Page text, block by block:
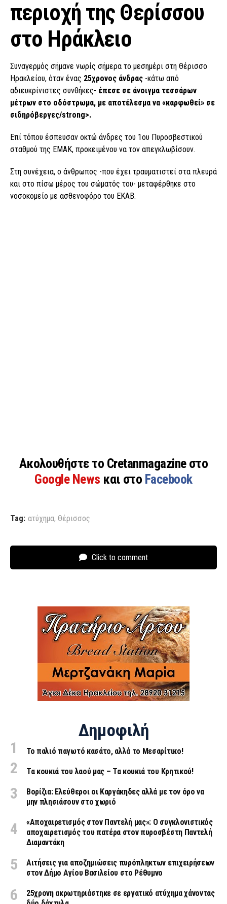
περιοχή της Θερίσσου
στο Ηράκλειο
Συναγερμός σήμανε νωρίς σήμερα το μεσημέρι στη Θέρισσο
Ηρακλείου, όταν ένας 25χρονος άνδρας -κάτω από
αδιευκρίνιστες συνθήκες- έπεσε σε άνοιγμα τεσσάρων
μέτρων στο οδόστρωμα, με αποτέλεσμα να «καρφωθεί» σε
σιδηρόβεργες/strong>.
Επί τόπου έσπευσαν οκτώ άνδρες του 1ου Πυροσβεστικού
σταθμού της ΕΜΑΚ, προκειμένου να τον απεγκλωβίσουν.
Στη συνέχεια, ο άνθρωπος -που έχει τραυματιστεί στα πλευρά
και στο πίσω μέρος του σώματός του- μεταφέρθηκε στο
νοσοκομείο με ασθενοφόρο του ΕΚΑΒ.
Ακολουθήστε το Cretanmagazine στο
Google News και στο Facebook
Tag: ατύχημα, Θέρισσος
Click to comment
Δημοφιλή
Το παλιό παγωτό κασάτο, αλλά το Μεσαρίτικο!
Τα κουκιά του λαού μας – Τα κουκιά του Κρητικού!
Βορίζια: Ελεύθεροι οι Καργάκηδες αλλά με τον όρο να
μην πλησιάσουν στο χωριό
«Aποχαιρετισμός στον Παντελή μας»: Ο συγκλονιστικός
αποχαιρετισμός του πατέρα στον πυροσβέστη Παντελή
Διαμαντάκη
Αιτήσεις για αποζημιώσεις πυρόπληκτων επιχειρήσεων
στον Δήμο Αγίου Βασιλείου στο Ρέθυμνο
25χρονη ακρωτηριάστηκε σε εργατικό ατύχημα χάνοντας